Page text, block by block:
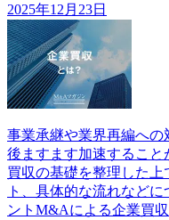
2025年12月23日
事業承継や業界再編へ
後ますます加速するこ
買収の基礎を整理した
ト、具体的な流れなど
ントM&Aによる企業買